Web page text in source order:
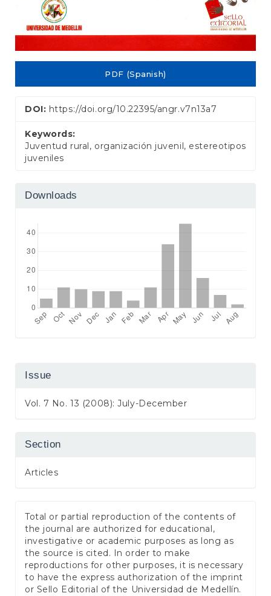
PDF (Spanish)
DOI: https://doi.org/10.22395/angr.v7n13a7
Keywords:
Juventud rural, organización juvenil, estereotipos
juveniles
Downloads
Issue
Vol. 7 No. 13 (2008): July-December
Section
Articles
Total or partial reproduction of the contents of
the journal are authorized for educational,
investigative or academic purposes as long as
the source is cited. In order to make
reproductions for other purposes, it is necessary
to have the express authorization of the imprint
or Sello Editorial of the Universidad de Medellín.